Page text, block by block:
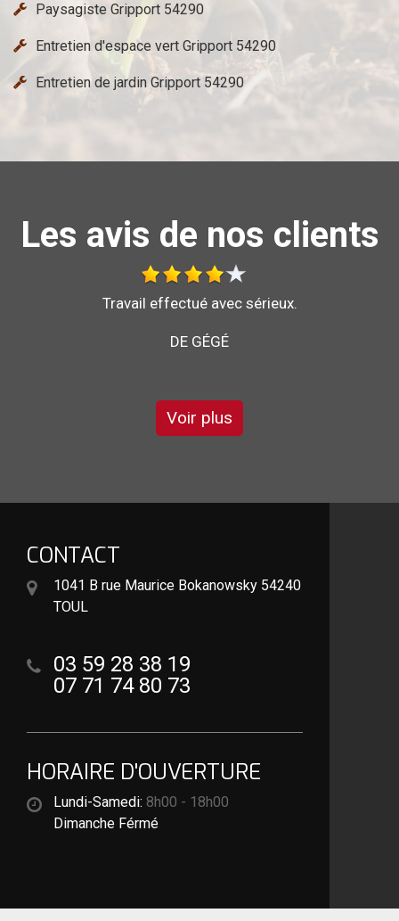
Paysagiste Gripport 54290
Entretien d'espace vert Gripport 54290
Entretien de jardin Gripport 54290
Les avis de nos clients
Bonjour je vous recommande l'entreprise brochard
Voir plus
CONTACT
1041 B rue Maurice Bokanowsky 54240
TOUL
03 59 28 38 19
07 71 74 80 73
HORAIRE D'OUVERTURE
Lundi-Samedi: 8h00 - 18h00
Dimanche Férmé